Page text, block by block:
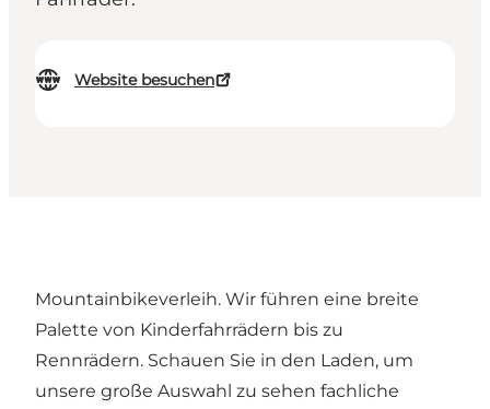
Website besuchen
Mountainbikeverleih. Wir führen eine breite
Palette von Kinderfahrrädern bis zu
Rennrädern. Schauen Sie in den Laden, um
unsere große Auswahl zu sehen fachliche